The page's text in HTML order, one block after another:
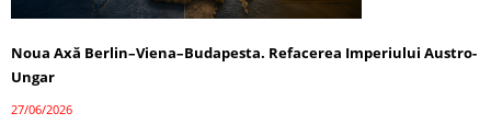
Noua Axă Berlin–Viena–Budapesta. Refacerea Imperiului Austro-
Ungar
27/06/2026